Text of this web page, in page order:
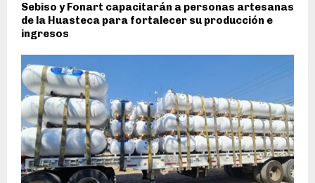
Sebiso y Fonart capacitarán a personas artesanas
de la Huasteca para fortalecer su producción e
ingresos